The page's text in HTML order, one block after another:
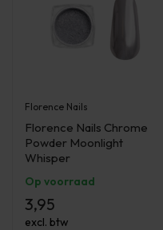
Florence Nails
Florence Nails Chrome
Powder Moonlight
Whisper
Op voorraad
3,95
excl. btw